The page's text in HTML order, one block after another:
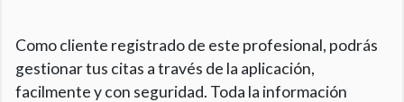
Como cliente registrado de este profesional, podrás
gestionar tus citas a través de la aplicación,
facilmente y con seguridad. Toda la información